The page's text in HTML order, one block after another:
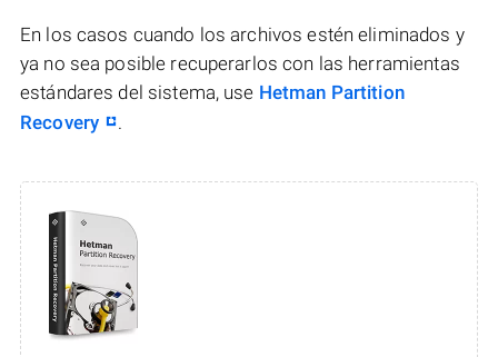
En los casos cuando los archivos estén eliminados y
ya no sea posible recuperarlos con las herramientas
estándares del sistema, use Hetman Partition
Recovery
.